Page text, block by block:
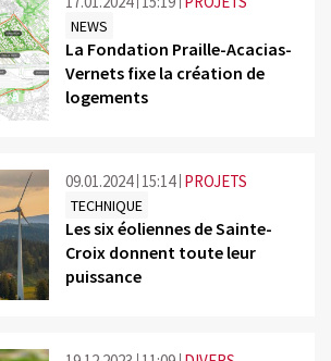
NEWS
La Fondation Praille-Acacias-
Vernets fixe la création de
logements
09.01.2024 15:14 PROJETS
TECHNIQUE
Les six éoliennes de Sainte-
Croix donnent toute leur
puissance